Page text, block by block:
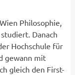
Philosophie,
Danach
Hochschule für
gewann mit
gleich den First-